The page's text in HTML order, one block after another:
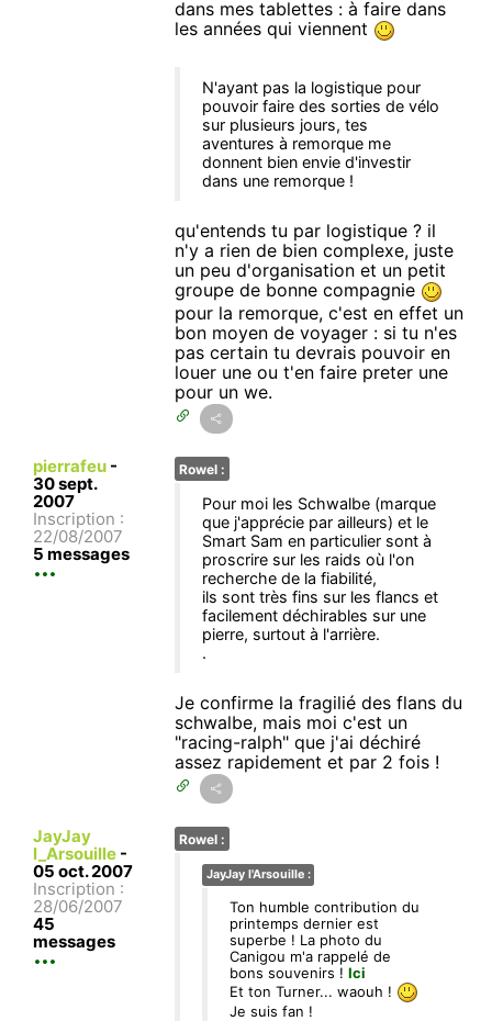
dans mes tablettes : à faire dans
les années qui viennent
N'ayant pas la logistique pour
pouvoir faire des sorties de vélo
sur plusieurs jours, tes
aventures à remorque me
donnent bien envie d'investir
dans une remorque !
qu'entends tu par logistique ? il
n'y a rien de bien complexe, juste
un peu d'organisation et un petit
groupe de bonne compagnie
pour la remorque, c'est en effet un
bon moyen de voyager : si tu n'es
pas certain tu devrais pouvoir en
louer une ou t'en faire preter une
pour un we.
pierrafeu -
30 sept.
2007
Inscription :
22/08/2007
5 messages
Rowel :
Pour moi les Schwalbe (marque
que j'apprécie par ailleurs) et le
Smart Sam en particulier sont à
proscrire sur les raids où l'on
recherche de la fiabilité,
ils sont très fins sur les flancs et
facilement déchirables sur une
pierre, surtout à l'arrière.
.
Je confirme la fragilié des flans du
schwalbe, mais moi c'est un
"racing-ralph" que j'ai déchiré
assez rapidement et par 2 fois !
JayJay
l_Arsouille -
05 oct. 2007
Inscription :
28/06/2007
45
messages
Rowel :
JayJay l'Arsouille :
Ton humble contribution du
printemps dernier est
superbe ! La photo du
Canigou m'a rappelé de
bons souvenirs !Ici
Et ton Turner... waouh !
Je suis fan !